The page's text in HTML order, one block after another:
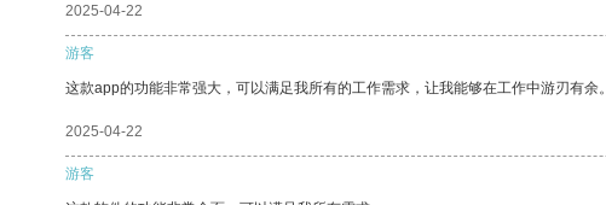
2025-04-22
游客
这款app的功能非常强大，可以满足我所有的工作需求，让我能够在工作中游刃有余。
2025-04-22
游客